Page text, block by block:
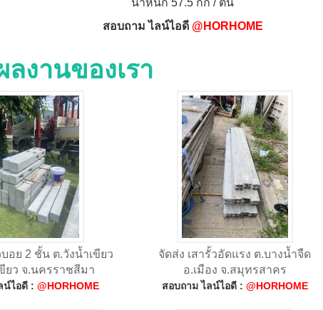
สอบถาม ไลน์ไอดี @HORHOME
ลงานของเรา
อย 2 ชั้น ต.วังน้ำเขียว
ยว จ.นครราชสีมา
น์ไอดี :@HORHOME
จัดส่ง เสารั้วอัดแรง ต.บางน้ำจืด
อ.เมือง จ.สมุทรสาคร
สอบถาม ไลน์ไอดี : @HORHOME